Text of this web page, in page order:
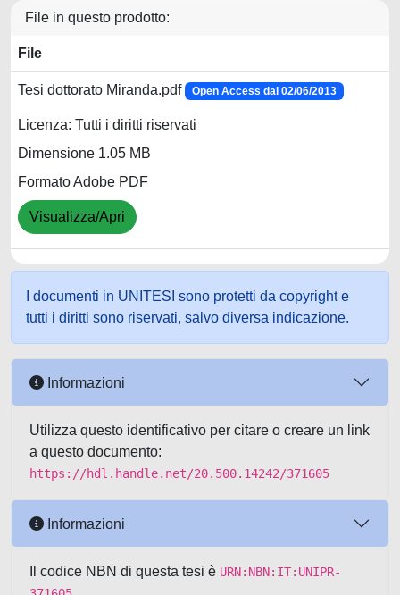
File in questo prodotto:
File
Tesi dottorato Miranda.pdf Open Access dal 02/06/2013
Licenza: Tutti i diritti riservati
Dimensione 1.05 MB
Formato Adobe PDF
Visualizza/Apri
I documenti in UNITESI sono protetti da copyright e
tutti i diritti sono riservati, salvo diversa indicazione.
Informazioni
Utilizza questo identificativo per citare o creare un link
a questo documento:
https://hdl.handle.net/20.500.14242/371605
Informazioni
Il codice NBN di questa tesi è URN:NBN:IT:UNIPR-